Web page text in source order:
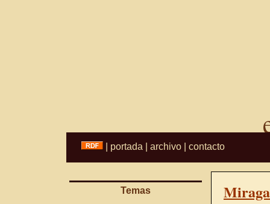
portada archivo contacto
Temas